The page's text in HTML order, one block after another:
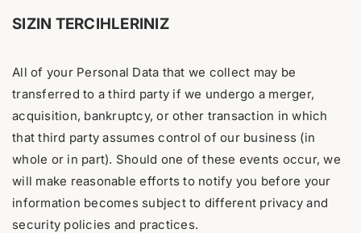
SIZIN TERCIHLERINIZ
All of your Personal Data that we collect may be
transferred to a third party if we undergo a merger,
acquisition, bankruptcy, or other transaction in which
that third party assumes control of our business (in
whole or in part). Should one of these events occur, we
will make reasonable efforts to notify you before your
information becomes subject to different privacy and
security policies and practices.